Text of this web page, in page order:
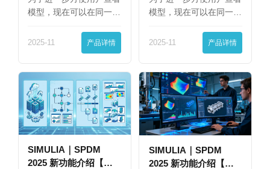
模型，现在可以在同一
2025-11 产品详情
模型，现在可以在同一
2025-11 产品详情
SIMULIA｜SPDM
2025 新功能介绍【下
SIMULIA｜SPDM
2025 新功能介绍【上